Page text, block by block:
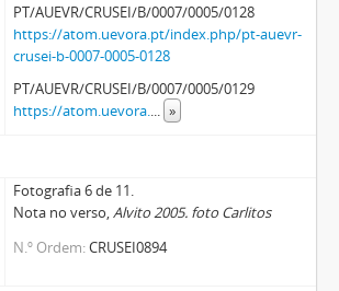
PT/AUEVR/CRUSEI/B/0007/0005/0128
https://atom.uevora.pt/index.php/pt-auevr-
crusei-b-0007-0005-0128
PT/AUEVR/CRUSEI/B/0007/0005/0129
https://atom.uevora.... »
Fotografia 6 de 11.
Nota no verso,Alvito 2005. foto Carlitos
N.º Ordem CRUSEI0894